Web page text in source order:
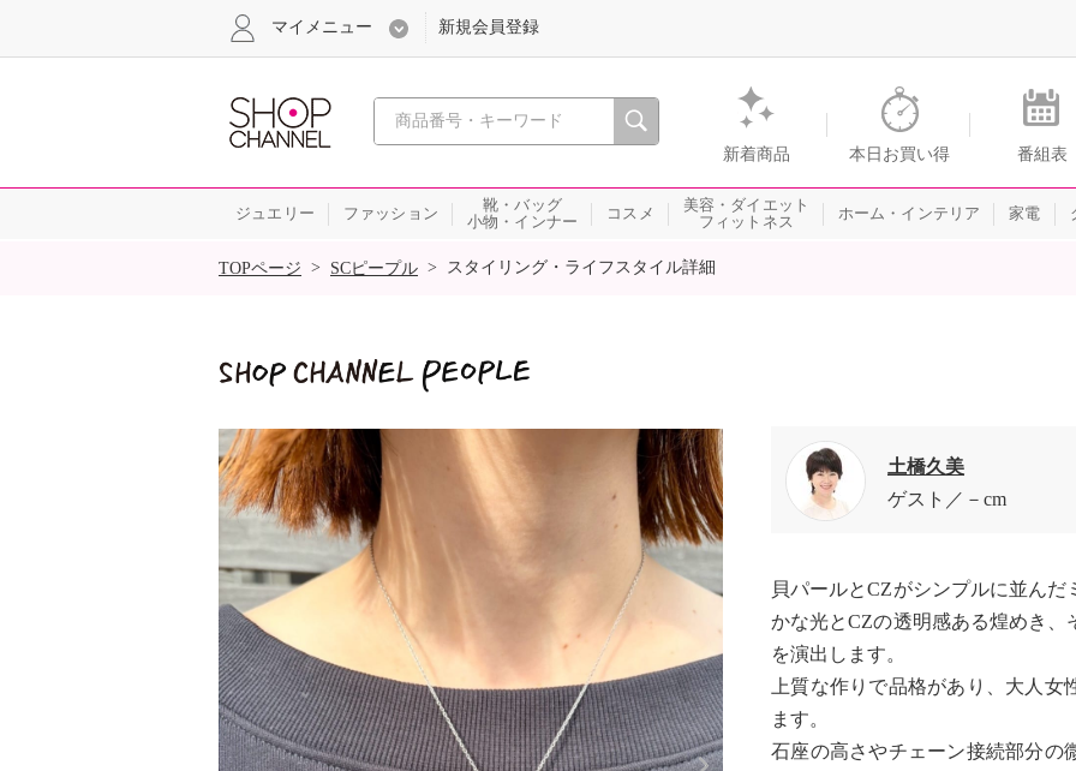
心おどる、瞬間を。通販・テレビショッピングのショップチャンネル
新着商品 本日お買い得 番組表
マイメニュー 新規会員登録
ジュエリー ファッション
靴・バッグ
小物・インナー
コスメ
美容・ダイエット
フィットネス
ホーム・インテリア 家電
SALE
TOPページ > SCピープル > スタイリング・ライフスタイル詳細
Next
土橋久美
ゲスト
－cm
貝パールとCZがシンプルに並ん
かな光とCZの透明感ある煌めき
を演出します。
上質な作りで品格があり、大人
ます。
石座の高さやチェーン接続部分の